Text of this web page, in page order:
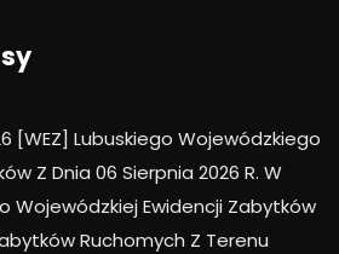
[WEZ] Lubuskiego Wojewódzkiego
Z Dnia 06 Sierpnia 2026 R. W
Wojewódzkiej Ewidencji Zabytków
Ruchomych Z Terenu